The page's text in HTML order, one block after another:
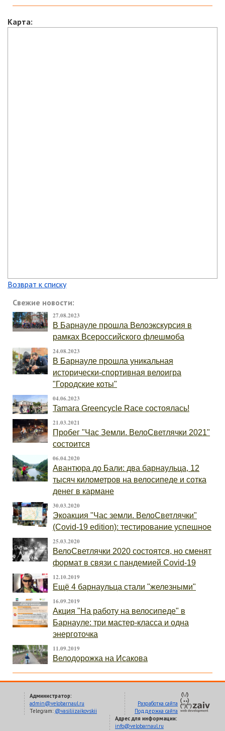
Карта:
Возврат к списку
Свежие новости:
27.08.2023
В Барнауле прошла Велоэкскурсия в
рамках Всероссийского флешмоба
24.08.2023
В Барнауле прошла уникальная
исторически-спортивная велоигра
"Городские коты"
04.06.2023
Tamara Greencycle Race состоялась!
21.03.2021
Пробег "Час Земли. ВелоСветлячки 2021"
состоится
06.04.2020
Авантюра до Бали: два барнаульца, 12
тысяч километров на велосипеде и сотка
денег в кармане
30.03.2020
Экоакция "Час земли. ВелоСветлячки"
(Covid-19 edition): тестирование успешное
25.03.2020
ВелоСветлячки 2020 состоятся, но сменят
формат в связи с пандемией Covid-19
12.10.2019
Ещё 4 барнаульца стали "железными"
16.09.2019
Акция "На работу на велосипеде" в
Барнауле: три мастер-класса и одна
энерготочка
11.09.2019
Велодорожка на Исакова
Разработка сайта
Поддержка сайта
Администратор:
admin@velobarnaul.ru
Telegram: @vasiliizaikovskii
Адрес для информации:
info@velobarnaul.ru